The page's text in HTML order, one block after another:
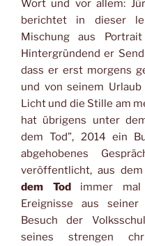
Wort und vor allem:
berichtet in dieser
Mischung aus
Hintergründend er
dass er erst morgens
und von seinem
Licht und die Stille am
hat übrigens unter
dem Tod”, 2014 ein
abgehobenes
veröffentlicht, aus
dem Todimmer mal
Ereignisse aus
Besuch der
seines strengen